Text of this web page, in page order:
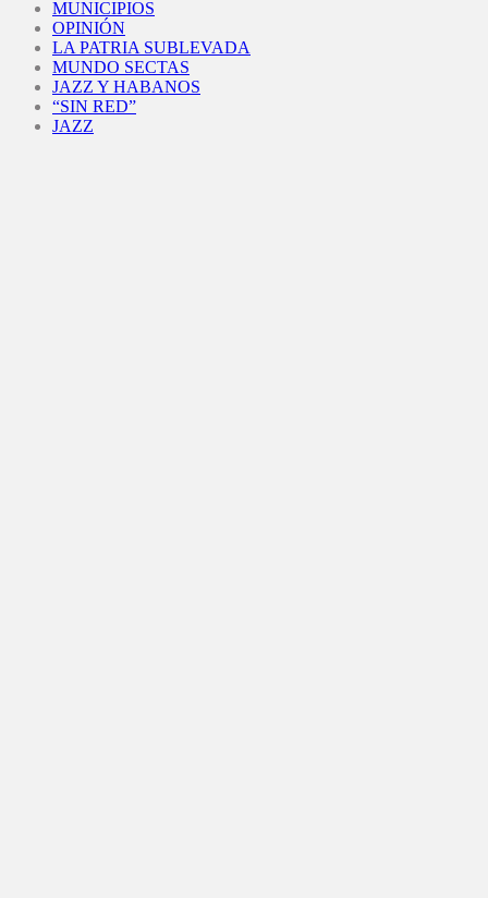
MUNICIPIOS
OPINIÓN
LA PATRIA SUBLEVADA
MUNDO SECTAS
JAZZ Y HABANOS
“SIN RED”
JAZZ